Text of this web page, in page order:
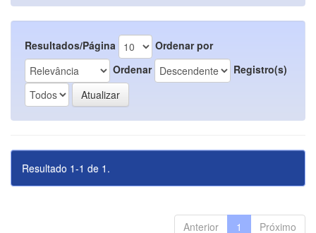
Resultados/Página
Ordenar por
Ordenar
Registro(s)
Resultado 1-1 de 1.
Anterior 1 Próximo